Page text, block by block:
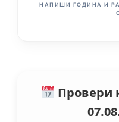
НАПИШИ ГОДИНА И
Провери